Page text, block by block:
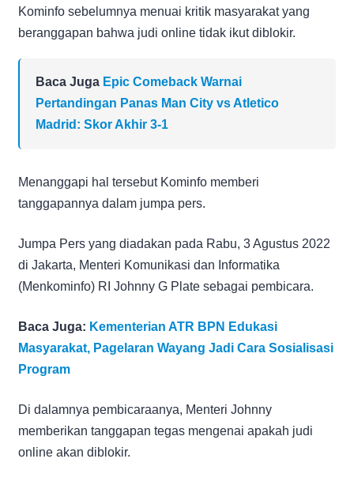
Kominfo sebelumnya menuai kritik masyarakat yang
beranggapan bahwa judi online tidak ikut diblokir.
Baca Juga Epic Comeback Warnai
Pertandingan Panas Man City vs Atletico
Madrid: Skor Akhir 3-1
Menanggapi hal tersebut Kominfo memberi
tanggapannya dalam jumpa pers.
Jumpa Pers yang diadakan pada Rabu, 3 Agustus 2022
di Jakarta, Menteri Komunikasi dan Informatika
(Menkominfo) RI Johnny G Plate sebagai pembicara.
Baca Juga: Kementerian ATR BPN Edukasi
Masyarakat, Pagelaran Wayang Jadi Cara Sosialisasi
Program
Di dalamnya pembicaraanya, Menteri Johnny
memberikan tanggapan tegas mengenai apakah judi
online akan diblokir.